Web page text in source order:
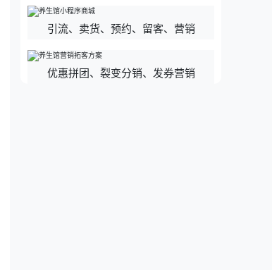
引流、卖货、预约、留客、营销
优惠拼团、裂变分销、发券营销